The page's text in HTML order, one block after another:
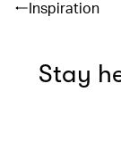
Inspiration
Stay